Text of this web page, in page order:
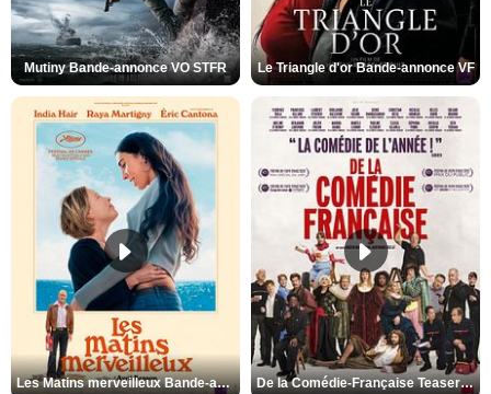
Mutiny Bande-annonce VO STFR Le Triangle d'or Bande-annonce VF
Les Matins merveilleux Bande-annonce VF De la Comédie-Française Teaser VF